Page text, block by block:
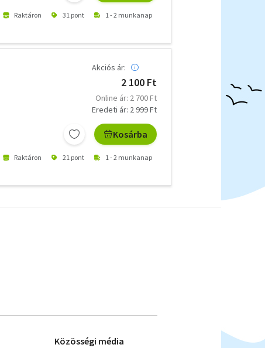
Raktáron 31 pont 1 - 2 munkanap
Akciós ár:
2 100 Ft
Online ár: 2 700 Ft
Eredeti ár: 2 999 Ft
Kosárba
Raktáron 21 pont 1 - 2 munkanap
Közösségi média